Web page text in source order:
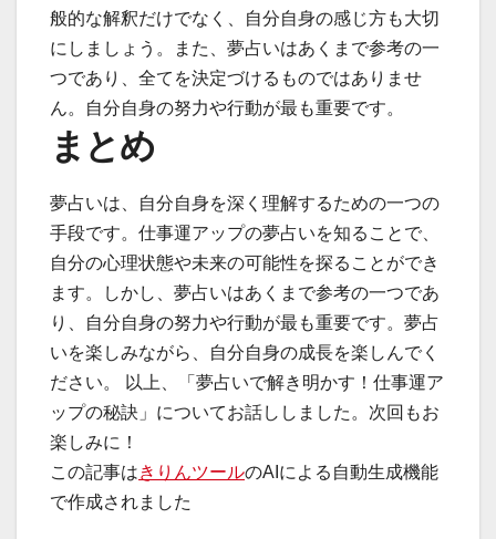
般的な解釈だけでなく、自分自身の感じ方も大切
にしましょう。また、夢占いはあくまで参考の一
つであり、全てを決定づけるものではありませ
ん。自分自身の努力や行動が最も重要です。
まとめ
夢占いは、自分自身を深く理解するための一つの
手段です。仕事運アップの夢占いを知ることで、
自分の心理状態や未来の可能性を探ることができ
ます。しかし、夢占いはあくまで参考の一つであ
り、自分自身の努力や行動が最も重要です。夢占
いを楽しみながら、自分自身の成長を楽しんでく
ださい。 以上、「夢占いで解き明かす！仕事運ア
ップの秘訣」についてお話ししました。次回もお
楽しみに！
この記事はきりんツールのAIによる自動生成機能
で作成されました